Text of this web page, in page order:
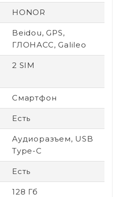
HONOR
Beidou, GPS,
ГЛОНАСС, Galileo
2 SIM
Смартфон
Есть
Аудиоразъем, USB
Type-C
Есть
128 Гб